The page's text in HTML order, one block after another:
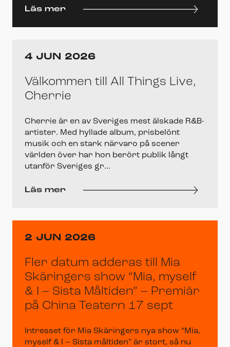
Läs mer
4 JUN 2026
Välkommen till All Things Live,
Cherrie
Cherrie är en av Sveriges mest älskade R&B-
artister. Med hyllade album, prisbelönt
musik och en stark närvaro på scener
världen över har hon berört publik långt
utanför Sveriges gr...
Läs mer
2 JUN 2026
Fler datum adderas till Mia
Skäringers show “Mia, myself
& I – Sista Måltiden” – Premiär
på China Teatern 17 sept
Intresset för Mia Skäringers nya show “Mia,
myself & I – Sista måltiden” är stort, så nu